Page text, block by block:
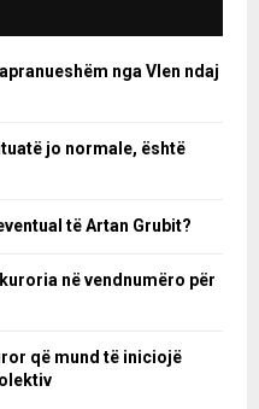
nga Vlen ndaj
jo normale, është
të Artan Grubit?
në vendnumëro për
që mund të iniciojë